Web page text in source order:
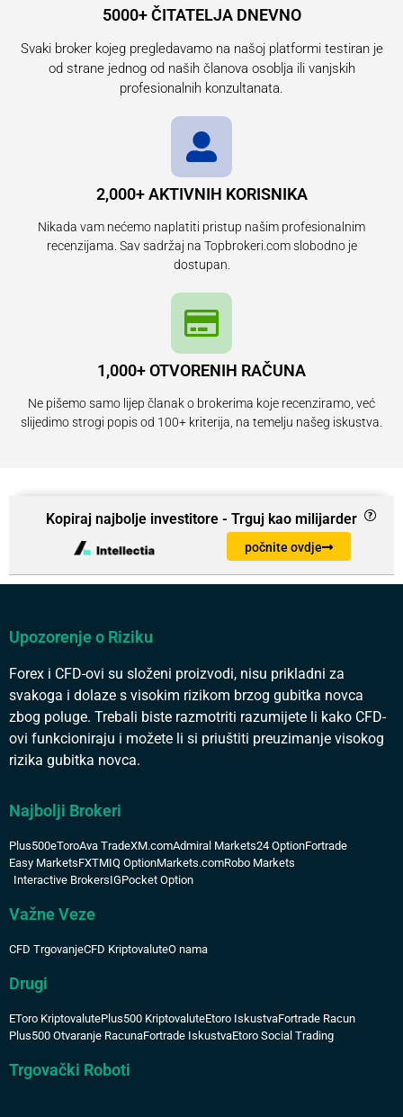
5000+ ČITATELJA DNEVNO
Svaki broker kojeg pregledavamo na našoj platformi testiran je
od strane jednog od naših članova osoblja ili vanjskih
profesionalnih konzultanata.
2,000+ AKTIVNIH KORISNIKA
Nikada vam nećemo naplatiti pristup našim profesionalnim
recenzijama. Sav sadržaj na Topbrokeri.com slobodno je
dostupan.
1,000+ OTVORENIH RAČUNA
Ne pišemo samo lijep članak o brokerima koje recenziramo, već
slijedimo strogi popis od 100+ kriterija, na temelju našeg iskustva.
Kopiraj najbolje investitore - Trguj kao milijarder
počnite ovdje
Upozorenje o Riziku
Forex i CFD-ovi su složeni proizvodi, nisu prikladni za
svakoga i dolaze s visokim rizikom brzog gubitka novca
zbog poluge. Trebali biste razmotriti razumijete li kako CFD-
ovi funkcioniraju i možete li si priuštiti preuzimanje visokog
rizika gubitka novca.
Najbolji Brokeri
Plus500eToroAva TradeXM.comAdmiral Markets24 OptionFortrade
Easy MarketsFXTMIQ OptionMarkets.comRobo Markets
Interactive BrokersIGPocket Option
Važne Veze
CFD TrgovanjeCFD KriptovaluteO nama
Drugi
EToro KriptovalutePlus500 KriptovaluteEtoro IskustvaFortrade Racun
Plus500 Otvaranje RacunaFortrade IskustvaEtoro Social Trading
Trgovački Roboti